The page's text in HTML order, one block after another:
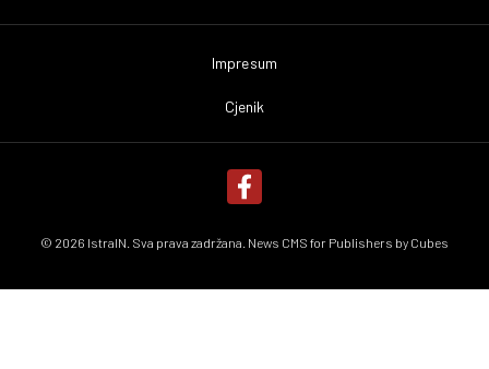
Impresum
Cjenik
© 2026 IstraIN. Sva prava zadržana. News CMS for Publishers by Cubes